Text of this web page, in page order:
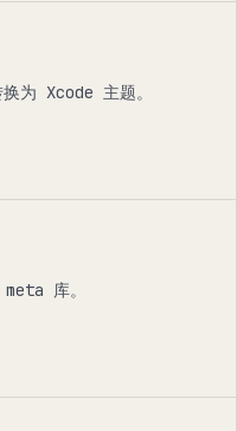
为 Xcode 主题。
库。